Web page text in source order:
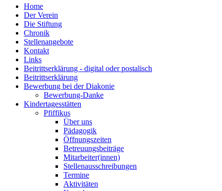
Home
Der Verein
Die Stiftung
Chronik
Stellenangebote
Kontakt
Links
Beitrittserklärung - digital oder postalisch
Beitrittserklärung
Bewerbung bei der Diakonie
Bewerbung-Danke
Kindertagesstätten
Pfiffikus
Über uns
Pädagogik
Öffnungszeiten
Betreuungsbeiträge
Mitarbeiter(innen)
Stellenausschreibungen
Termine
Aktivitäten